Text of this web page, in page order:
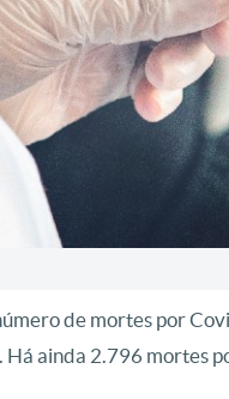
de mortes por
Há ainda 2.796 mortes